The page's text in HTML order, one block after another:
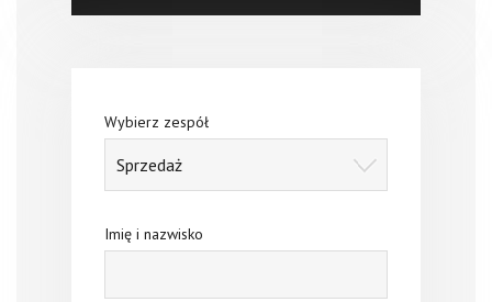
Wybierz zespół
Imię i nazwisko